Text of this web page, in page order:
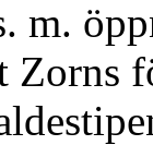
m.
Zorns